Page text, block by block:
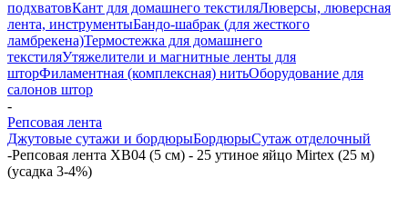
подхватовКант для домашнего текстиляЛюверсы, люверсная
лента, инструментыБандо-шабрак (для жесткого
ламбрекена)Термостежка для домашнего
текстиляУтяжелители и магнитные ленты для
шторФиламентная (комплексная) нитьОборудование для
салонов штор
-
Репсовая лента
Джутовые сутажи и бордюрыБордюрыСутаж отделочный
-Репсовая лента XB04 (5 см) - 25 утиное яйцо Mirtex (25 м)
(усадка 3-4%)